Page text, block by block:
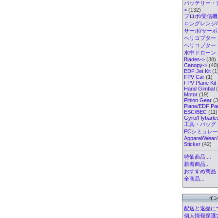
バッテリー・
>(132)
プロポ/受信機
ロングレン
サーボ/サー
ヘリコプター
ヘリコプター
水中ドローン
Blades->(38)
Canopy->(40)
EDF Jet Kit
FPV Car(1)
FPV Plane Kit
Hand Gimbal
Motor(19)
Pinion Gear
Plane/EDF
ESC/BEC(11)
Gyro/
工具・バッグ
PCシミュレ
Apparel/
Sticker(42)
特価商品 ...
新着商品...
おすすめ商品
全商品...
イ
配送と返品に
個人情報保護